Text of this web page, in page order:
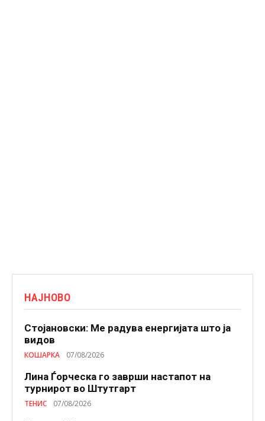
НАЈНОВО
Стојановски: Ме радува енергијата што ја
видов
КОШАРКА 07/08/2026
Лина Ѓорческа го заврши настапот на
турнирот во Штутгарт
ТЕНИС 07/08/2026